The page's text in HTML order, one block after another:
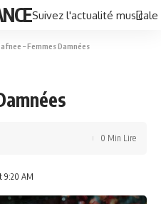
Suivez l'actualité
– Femmes Damnées
9:20 AM
0 Min Lire